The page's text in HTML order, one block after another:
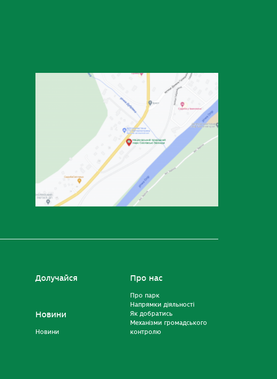
Долучайся
Новини
Новини
Про нас
Про парк
Напрямки діяльності
Як добратись
Механізми громадського
контролю